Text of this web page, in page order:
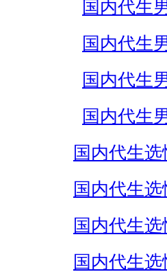
国内代生
国内代生
国内代生
国内代生
国内代生
国内代生
国内代生
国内代生